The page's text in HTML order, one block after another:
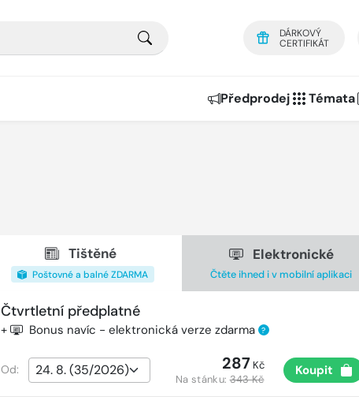
DÁRKOVÝ
CERTIFIKÁT
Předprodej Témata
Tištěné
Poštovné a balné ZDARMA
Elektronické
Čtěte ihned i v mobilní aplikaci
Čtvrtletní předplatné
+ Bonus navíc - elektronická verze zdarma ?
Od: 287 Kč
Na stánku:343 Kč
Koupit